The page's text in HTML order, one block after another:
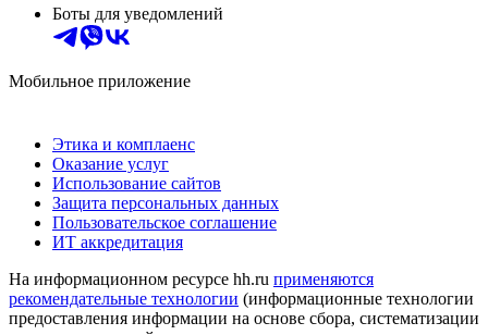
Боты для уведомлений
Мобильное приложение
Этика и комплаенс
Оказание услуг
Использование сайтов
Защита персональных данных
Пользовательское соглашение
ИТ аккредитация
На информационном ресурсе hh.ru применяются
рекомендательные технологии (информационные технологии
предоставления информации на основе сбора, систематизации